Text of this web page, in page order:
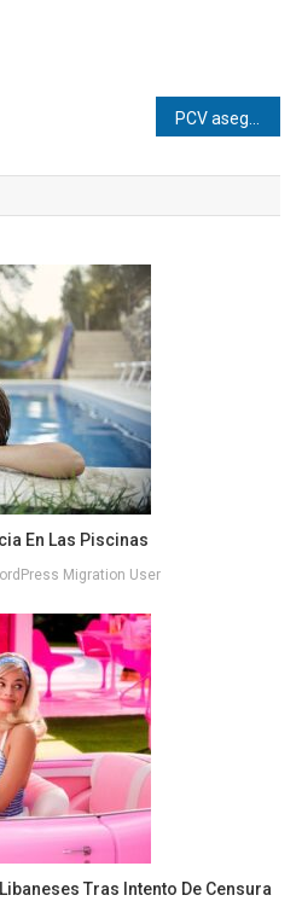
PCV asegura que simulacro de EEUU viola la Constitución de Venezuela
En Las Piscinas
Migration User
Tras Intento De Censura